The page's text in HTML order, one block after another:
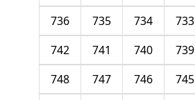
733
734
735
736
739
740
741
742
745
746
747
748